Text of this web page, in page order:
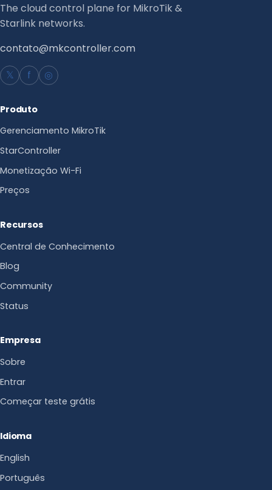
The cloud control plane for MikroTik &
Starlink networks.
contato@mkcontroller.com
𝕏
f ◎
Produto
Gerenciamento MikroTik
StarController
Monetização Wi-Fi
Preços
Recursos
Central de Conhecimento
Blog
Community
Status
Empresa
Sobre
Entrar
Começar teste grátis
Idioma
English
Português